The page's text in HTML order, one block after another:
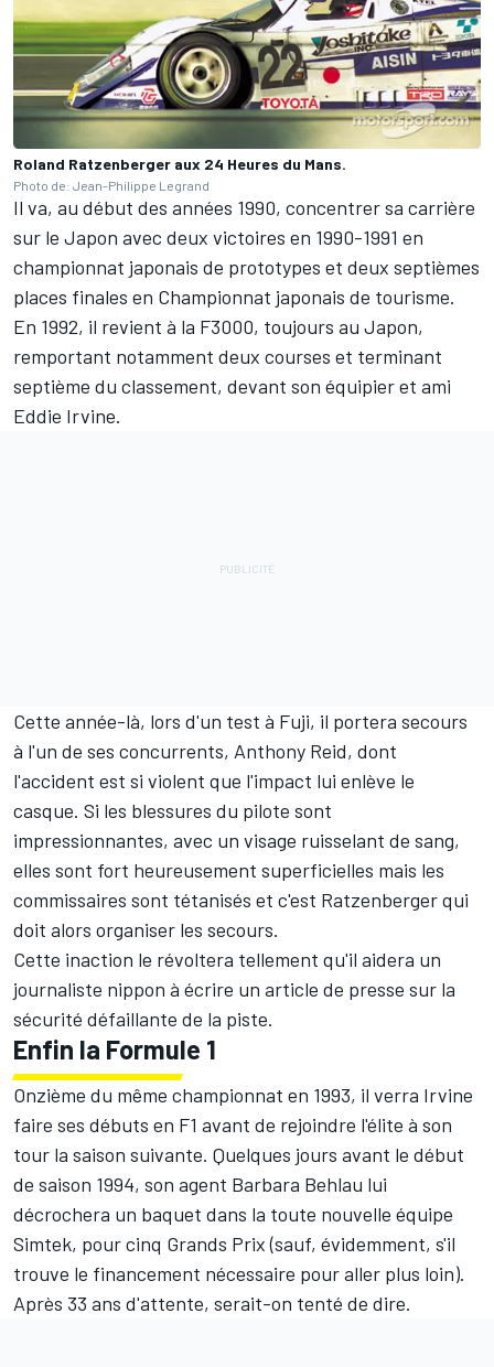
Roland Ratzenberger aux 24 Heures du Mans.
Photo de: Jean-Philippe Legrand
Il va, au début des années 1990, concentrer sa carrière
sur le Japon avec deux victoires en 1990-1991 en
championnat japonais de prototypes et deux septièmes
places finales en Championnat japonais de tourisme.
En 1992, il revient à la F3000, toujours au Japon,
remportant notamment deux courses et terminant
septième du classement, devant son équipier et ami
Eddie Irvine.
Cette année-là, lors d'un test à Fuji, il portera secours
à l'un de ses concurrents, Anthony Reid, dont
l'accident est si violent que l'impact lui enlève le
casque. Si les blessures du pilote sont
impressionnantes, avec un visage ruisselant de sang,
elles sont fort heureusement superficielles mais les
commissaires sont tétanisés et c'est Ratzenberger qui
doit alors organiser les secours.
Cette inaction le révoltera tellement qu'il aidera un
journaliste nippon à écrire un article de presse sur la
sécurité défaillante de la piste.
Enfin la Formule 1
Onzième du même championnat en 1993, il verra Irvine
faire ses débuts en F1 avant de rejoindre l'élite à son
tour la saison suivante. Quelques jours avant le début
de saison 1994, son agent Barbara Behlau lui
décrochera un baquet dans la toute nouvelle équipe
Simtek, pour cinq Grands Prix (sauf, évidemment, s'il
trouve le financement nécessaire pour aller plus loin).
Après 33 ans d'attente, serait-on tenté de dire.